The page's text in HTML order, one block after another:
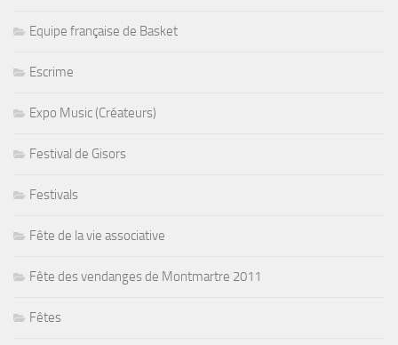
Equipe française de Basket
Escrime
Expo Music (Créateurs)
Festival de Gisors
Festivals
Fête de la vie associative
Fête des vendanges de Montmartre 2011
Fêtes